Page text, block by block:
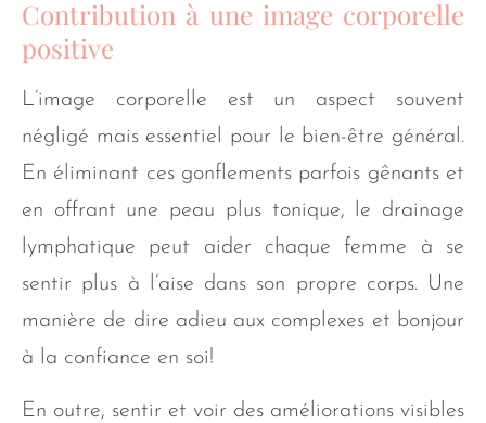
Contribution à une image corporelle
positive
L’image corporelle est un aspect souvent
négligé mais essentiel pour le bien-être général.
En éliminant ces gonflements parfois gênants et
en offrant une peau plus tonique, le drainage
lymphatique peut aider chaque femme à se
sentir plus à l’aise dans son propre corps. Une
manière de dire adieu aux complexes et bonjour
à la confiance en soi!
En outre, sentir et voir des améliorations visibles